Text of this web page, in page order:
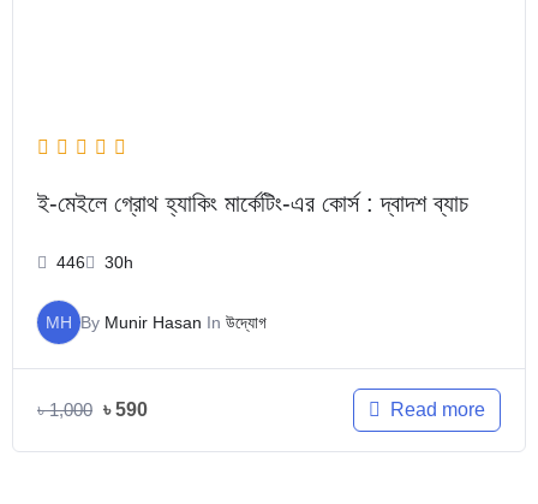
ই-মেইলে গ্রোথ হ্যাকিং মার্কেটিং-এর কোর্স : দ্বাদশ ব্যাচ
446 30h
MH By Munir Hasan In উদ্যোগ
৳1,000 ৳590 Read more